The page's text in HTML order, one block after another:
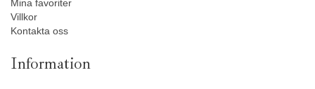
Mina favoriter
Villkor
Kontakta oss
Information